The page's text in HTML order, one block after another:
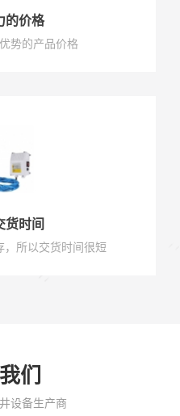
的价格
势的产品价格
货时间
，所以交货时间很短
们
设备生产商